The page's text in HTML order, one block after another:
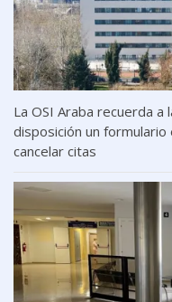
La OSI Araba recuerda a
disposición un
cancelar citas